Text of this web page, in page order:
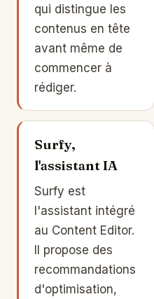
qui distingue les
contenus en tête
avant même de
commencer à
rédiger.
Surfy,
l'assistant IA
Surfy est
l'assistant intégré
au Content Editor.
Il propose des
recommandations
d'optimisation,